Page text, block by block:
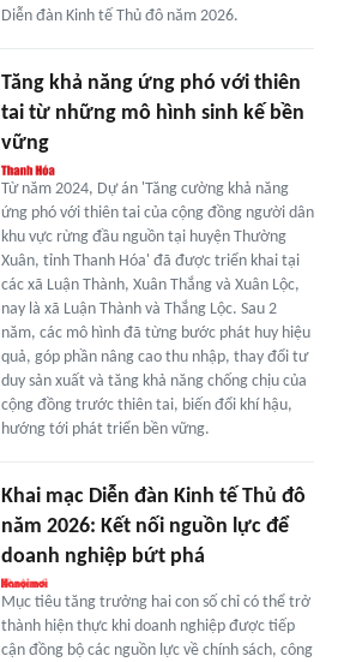
Diễn đàn Kinh tế Thủ đô năm 2026.
Tăng khả năng ứng phó với thiên
tai từ những mô hình sinh kế bền
vững
Từ năm 2024, Dự án 'Tăng cường khả năng
ứng phó với thiên tai của cộng đồng người dân
khu vực rừng đầu nguồn tại huyện Thường
Xuân, tỉnh Thanh Hóa' đã được triển khai tại
các xã Luận Thành, Xuân Thắng và Xuân Lộc,
nay là xã Luận Thành và Thắng Lộc. Sau 2
năm, các mô hình đã từng bước phát huy hiệu
quả, góp phần nâng cao thu nhập, thay đổi tư
duy sản xuất và tăng khả năng chống chịu của
cộng đồng trước thiên tai, biến đổi khí hậu,
hướng tới phát triển bền vững.
Khai mạc Diễn đàn Kinh tế Thủ đô
năm 2026: Kết nối nguồn lực để
doanh nghiệp bứt phá
Mục tiêu tăng trưởng hai con số chỉ có thể trở
thành hiện thực khi doanh nghiệp được tiếp
cận đồng bộ các nguồn lực về chính sách, công